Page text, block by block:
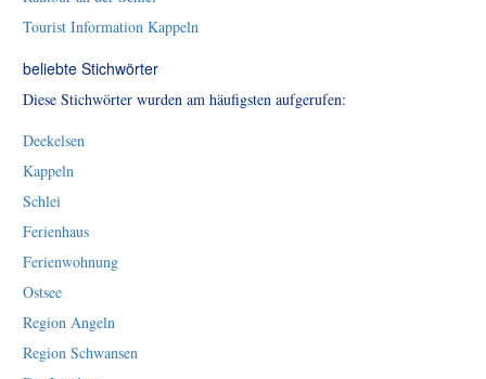
Tourist Information Kappeln
beliebte Stichwörter
Diese Stichwörter wurden am häufigsten aufgerufen:
Deekelsen
Kappeln
Schlei
Ferienhaus
Ferienwohnung
Ostsee
Region Angeln
Region Schwansen